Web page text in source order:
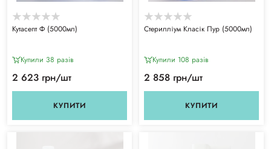
Кутасепт Ф (5000мл)
Купили 38 разiв
2 623 грн/шт
КУПИТИ
Стерилліум Класік Пур (5000мл)
Купили 108 разiв
2 858 грн/шт
КУПИТИ